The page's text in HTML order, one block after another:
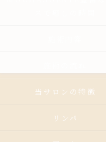
当サロンの特徴
リンパ